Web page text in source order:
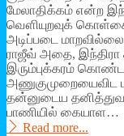
மேலாதிக்கம் என்ற
வௌியுறவுக்
அடிப்படை
ராஜீவ் அதை, இந்திரா
இரும்புக்கரம் கொண்ட
அணுகுமுறையைவிட
தன்னுடைய
பாணியில் கையாள…
Read more...